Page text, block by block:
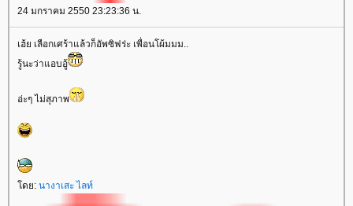
24 มกราคม 2550 23:23:36 น.
เฮ้ย เลือกเศร้าแล้วก็อัพซิฟร่ะ เพื่อนโผ้มมม..
รู้นะว่าแอบอู้
อ่ะๆ ไม่สุภาพ
ดย: นางาเสะ ไลท์